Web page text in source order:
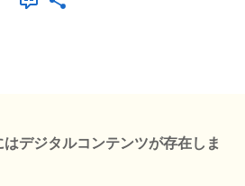
はデジタルコンテンツが存在しま